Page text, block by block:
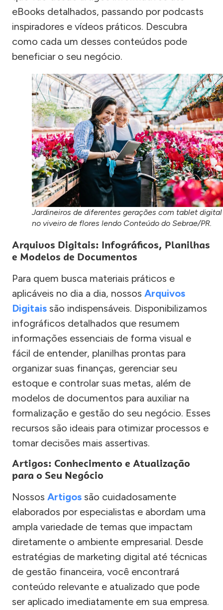
eBooks detalhados, passando por podcasts
inspiradores e vídeos práticos. Descubra
como cada um desses conteúdos pode
beneficiar o seu negócio.
Jardineiros de diferentes gerações com tablet digital
no viveiro de flores lendo Conteúdo do Sebrae/PR.
Arquivos Digitais: Infográficos, Planilhas
e Modelos de Documentos
Para quem busca materiais práticos e
aplicáveis no dia a dia, nossos Arquivos
Digitais são indispensáveis. Disponibilizamos
infográficos detalhados que resumem
informações essenciais de forma visual e
fácil de entender, planilhas prontas para
organizar suas finanças, gerenciar seu
estoque e controlar suas metas, além de
modelos de documentos para auxiliar na
formalização e gestão do seu negócio. Esses
recursos são ideais para otimizar processos e
tomar decisões mais assertivas.
Artigos: Conhecimento e Atualização
para o Seu Negócio
Nossos Artigos são cuidadosamente
elaborados por especialistas e abordam uma
ampla variedade de temas que impactam
diretamente o ambiente empresarial. Desde
estratégias de marketing digital até técnicas
de gestão financeira, você encontrará
conteúdo relevante e atualizado que pode
ser aplicado imediatamente em sua empresa.